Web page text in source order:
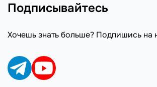
Подписывайтесь
Хочешь знать больше? Подпишись на